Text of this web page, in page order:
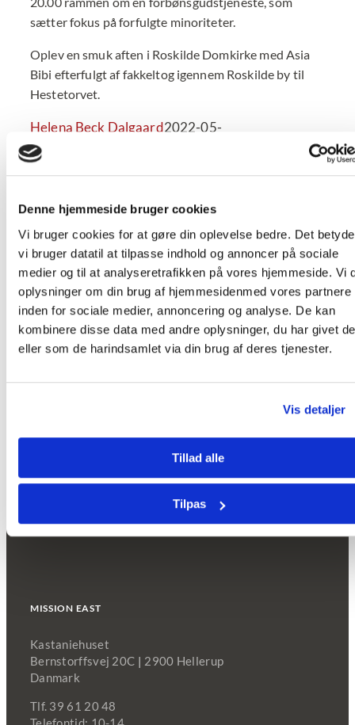
Denne hjemmeside bruger cookies
Vi bruger cookies for at gøre din oplevelse bedre. Det
vi bruger datatil at tilpasse indhold og annoncer på sociale
medier og til at analyseretrafikken på vores hjemmeside. Vi
oplysninger om din brug af hjemmesidenmed vores partnere
inden for sociale medier, annoncering og analyse. De kan
kombinere disse data med andre oplysninger, du har givet
eller som de harindsamlet via din brug af deres tjenester.
Vis detaljer
Tillad alle
Tilpas
sætter fokus på forfulgte minoriteter.
Oplev en smuk aften i Roskilde Domkirke med Asia
Bibi efterfulgt af fakkeltog igennem Roskilde by til
Hestetorvet.
Helena Beck Dalgaard2022-05-
13T07:42:51+02:00
Del denne historie!
Facebook LinkedIn
Tumblr
mail
Beslægtede indlæg
MISSION EAST
Kastaniehuset
Bernstorffsvej 20C | 2900 Hellerup
Danmark
Tlf. 39 61 20 48